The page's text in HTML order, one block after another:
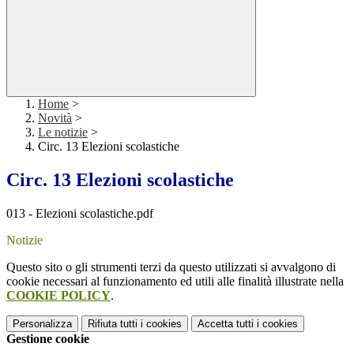
Home >
Novità >
Le notizie >
Circ. 13 Elezioni scolastiche
Circ. 13 Elezioni scolastiche
013 - Elezioni scolastiche.pdf
Notizie
Questo sito o gli strumenti terzi da questo utilizzati si avvalgono di
cookie necessari al funzionamento ed utili alle finalità illustrate nella
COOKIE POLICY.
Personalizza Rifiuta tutti i cookies Accetta tutti i cookies
Gestione cookie